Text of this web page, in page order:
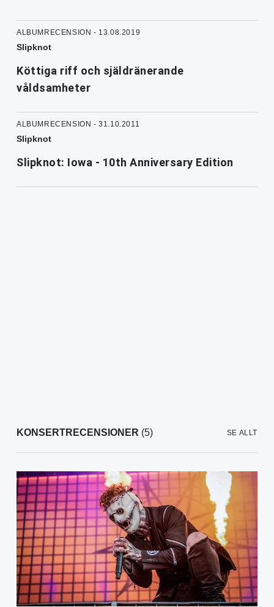
ALBUMRECENSION - 13.08.2019
Slipknot
Köttiga riff och själdränerande
våldsamheter
ALBUMRECENSION - 31.10.2011
Slipknot
Slipknot: Iowa - 10th Anniversary Edition
KONSERTRECENSIONER (5) SE ALLT